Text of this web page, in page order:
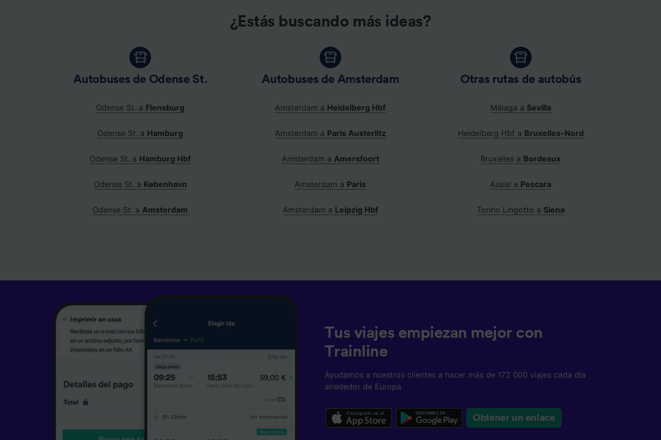
¿Estás buscando más ideas?
Autobuses de Odense St.
Odense St. a Flensburg
Odense St. a Hamburg
Odense St. a Hamburg Hbf
Odense St. a København
Odense St. aAmsterdam
Autobuses de Amsterdam
Amsterdam a Heidelberg Hbf
Amsterdam a Paris Austerlitz
Amsterdam a Amersfoort
Amsterdam a Paris
Amsterdam a Leipzig Hbf
Otras rutas de autobús
Málaga a Sevilla
Heidelberg Hbf a Bruxelles-Nord
Bruxelles a Bordeaux
Assisi a Pescara
Torino Lingotto a Siena
Tus viajes empiezan mejor con
Trainline
Ayudamos a nuestros clientes a hacer más de 172 000 viajes cada día
alrededor de Europa.
Obtener un enlace